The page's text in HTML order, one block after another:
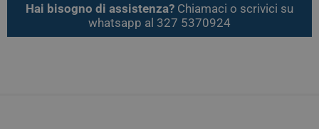
Hai bisogno di assistenza? Chiamaci o scrivici su
whatsapp al 327 5370924